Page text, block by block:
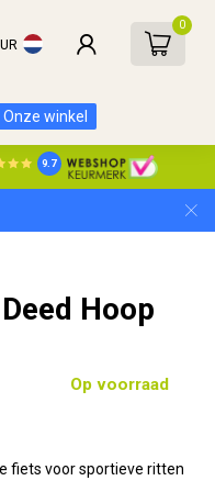
0
Onze winkel
9.7
Hoop
Op voorraad
fiets voor sportieve ritten